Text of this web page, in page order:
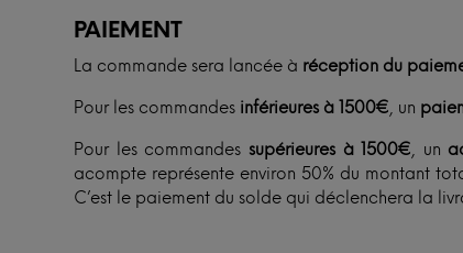
PAIEMENT
La commande sera lancée à réception du
Pour les commandes inférieures à 1500€, un
Pour les commandes supérieures à 1500€, un
acompte représente environ 50% du montant
C’est le paiement du solde qui déclenchera la